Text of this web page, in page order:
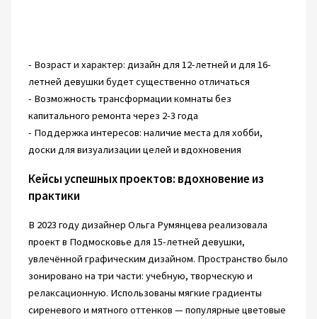
- Возраст и характер: дизайн для 12-летней и для 16-
летней девушки будет существенно отличаться
- Возможность трансформации комнаты без
капитального ремонта через 2-3 года
- Поддержка интересов: наличие места для хобби,
доски для визуализации целей и вдохновения
Кейсы успешных проектов: вдохновение из
практики
В 2023 году дизайнер Ольга Румянцева реализовала
проект в Подмосковье для 15-летней девушки,
увлечённой графическим дизайном. Пространство было
зонировано на три части: учебную, творческую и
релаксационную. Использованы мягкие градиенты
сиреневого и мятного оттенков — популярные цветовые